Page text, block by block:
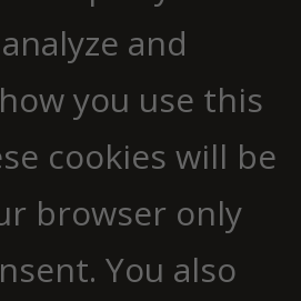
and
you use this
cookies will be
browser only
You also